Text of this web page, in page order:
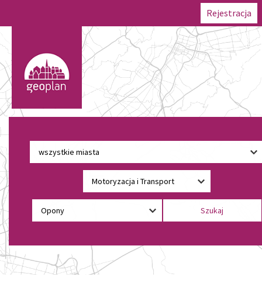
Rejestracja